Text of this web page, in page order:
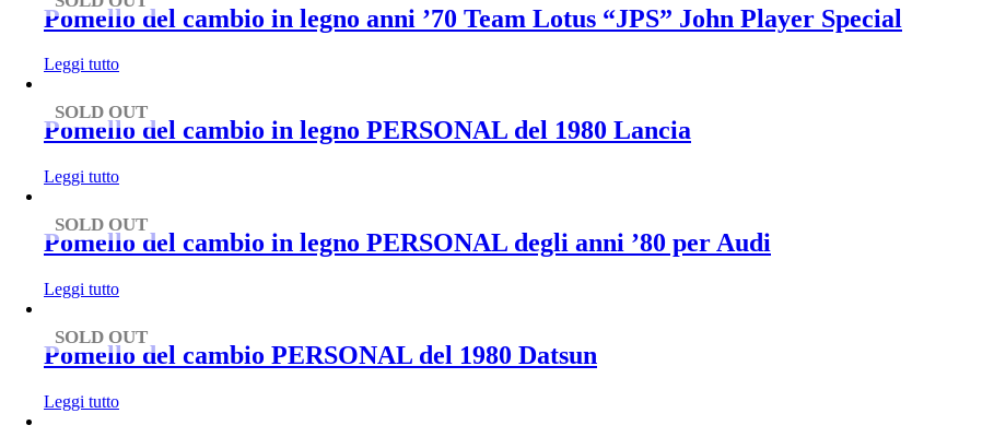
Pomello del cambio in legno anni ’70 Team Lotus “JPS” John Player Special
Leggi tutto
SOLD OUT
Pomello del cambio in legno PERSONAL del 1980 Lancia
Leggi tutto
SOLD OUT
Pomello del cambio in legno PERSONAL degli anni ’80 per Audi
Leggi tutto
SOLD OUT
Pomello del cambio PERSONAL del 1980 Datsun
Leggi tutto